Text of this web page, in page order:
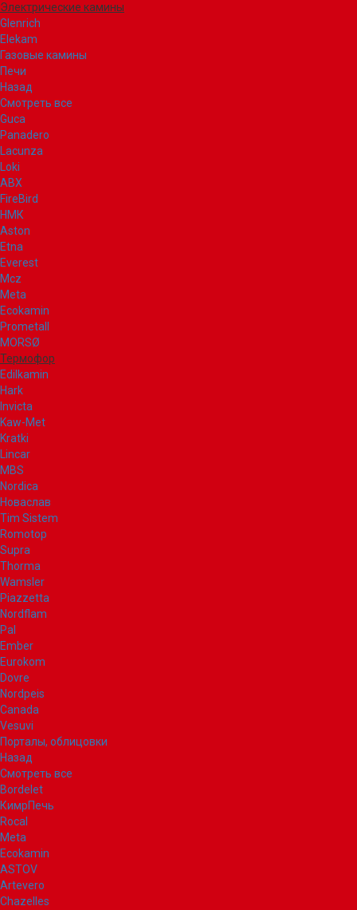
Электрические камины
Glenrich
Elekam
Газовые камины
Печи
Назад
Смотреть все
Guca
Panadero
Lacunza
Loki
ABX
FireBird
НМК
Aston
Etna
Everest
Mcz
Meta
Ecokamin
Prometall
MORSØ
Термофор
Edilkamin
Hark
Invicta
Kaw-Met
Kratki
Lincar
MBS
Nordica
Новаслав
Tim Sistem
Romotop
Supra
Thorma
Wamsler
Piazzetta
Nordflam
Pal
Ember
Eurokom
Dovre
Nordpeis
Canada
Vesuvi
Порталы, облицовки
Назад
Смотреть все
Bordelet
КимрПечь
Rocal
Meta
Ecokamin
ASTOV
Artevero
Chazelles